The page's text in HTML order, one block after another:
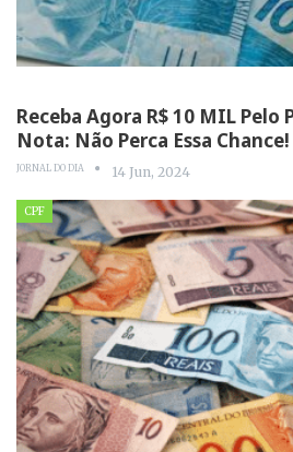
Receba Agora R$ 10 MIL Pelo
Nota: Não Perca Essa Chance!
JORNAL DO DIA 14 Jun, 2024
CPF